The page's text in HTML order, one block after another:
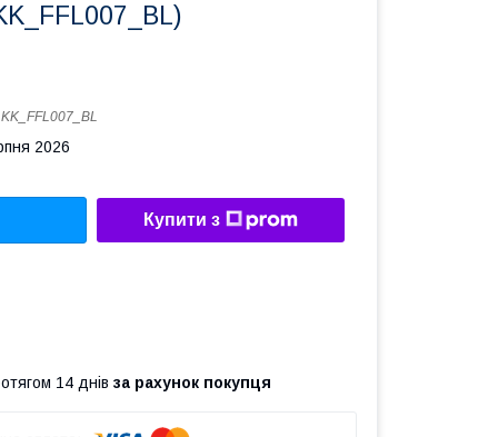
KK_FFL007_BL
2026
Купити з
14 днів за рахунок покупця